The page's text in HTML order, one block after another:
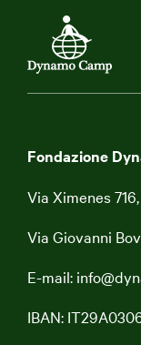
Fondazione
Via Ximenes
Via Giovanni
E-mail:
IBAN: